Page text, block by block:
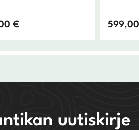
€ 599,00
uutiskirje